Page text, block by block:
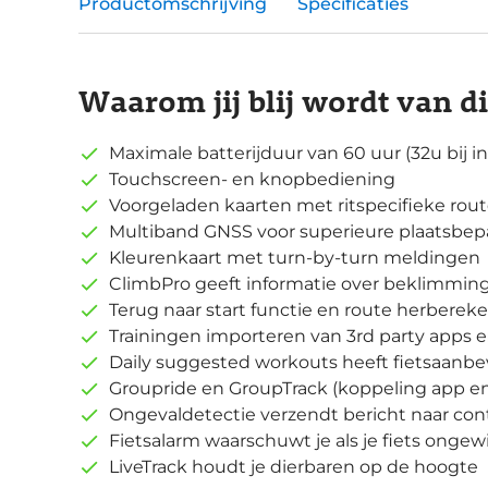
Waarom jij blij wordt van
Maximale batterijduur van 60 uur (32u bij
Touchscreen- en knopbediening
Voorgeladen kaarten met ritspecifieke
Multiband GNSS voor superieure
Kleurenkaart met turn-by-turn meldingen
ClimbPro geeft informatie over
Terug naar start functie en route
Trainingen importeren van 3rd party apps
Daily suggested workouts heeft
Groupride en GroupTrack (koppeling app
Ongevaldetectie verzendt bericht naar
Fietsalarm waarschuwt je als je fiets
LiveTrack houdt je dierbaren op de hoogte